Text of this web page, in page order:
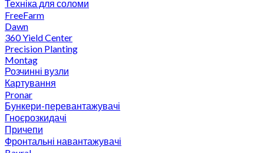
Техніка для соломи
FreeFarm
Dawn
360 Yield Center
Precision Planting
Montag
Розчинні вузли
Картування
Pronar
Бункери-перевантажувачі
Гноєрозкидачі
Причепи
Фронтальні навантажувачі